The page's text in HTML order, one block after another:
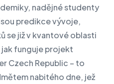
nadějné studenty
predikce vývoje,
se již v kvantové oblasti
funguje projekt
Czech Republic – to
nabitého dne, jež